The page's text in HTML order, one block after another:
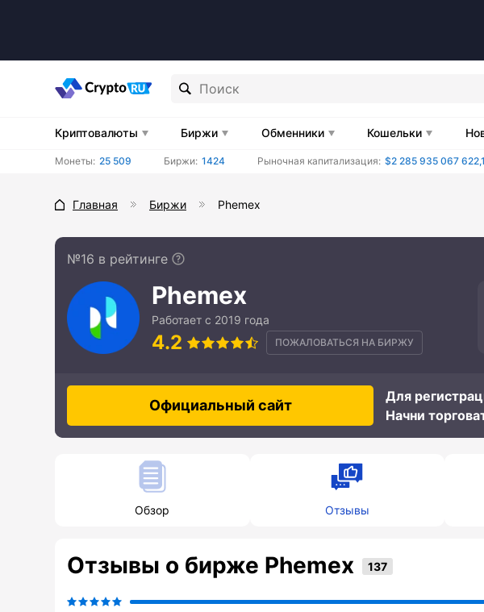
Криптовалюты Биржи Обменники Кошельки
Монеты: 25 509 Биржи: 1424 Рыночная капитализация: $2 285 935 067
Главная Биржи Phemex
№16 в рейтинге
Phemex
Работает с 2019 года
4.2 ПОЖАЛОВАТЬСЯ НА БИРЖУ
Официальный сайт
Для
Начни
Обзор Отзывы
Отзывы о бирже Phemex